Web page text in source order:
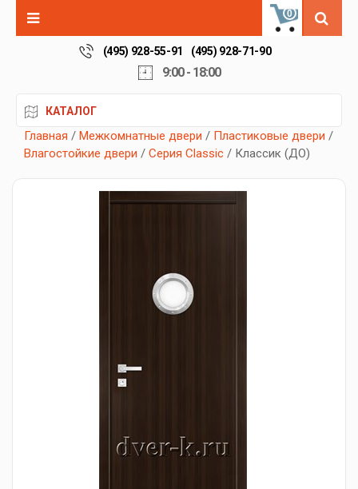
0
(495) 928-55-91 (495) 928-71-90
9:00 - 18:00
КАТАЛОГ
Главная / Межкомнатные двери / Пластиковые двери /
Влагостойкие двери / Серия Classic / Классик (ДО)